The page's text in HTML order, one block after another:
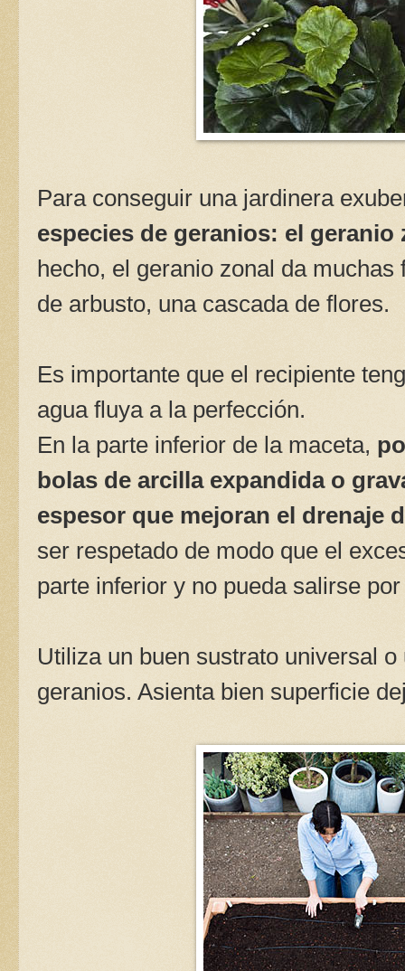
Para conseguir una jardinera
especies de geranios: el
hecho, el geranio zonal da
de arbusto, una cascada de flores.
Es importante que el recipiente
agua fluya a la perfección.
En la parte inferior de la maceta,
bolas de arcilla expandida o
espesor que mejoran el drenaje
ser respetado de modo que el
parte inferior y no pueda salirse
Utiliza un buen sustrato universal
geranios. Asienta bien superficie